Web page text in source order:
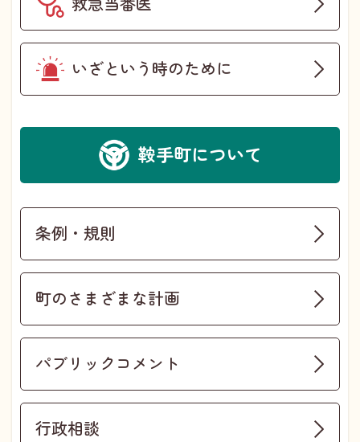
いざという時のために
鞍手町について
条例・規則
町のさまざまな計画
パブリックコメント
行政相談